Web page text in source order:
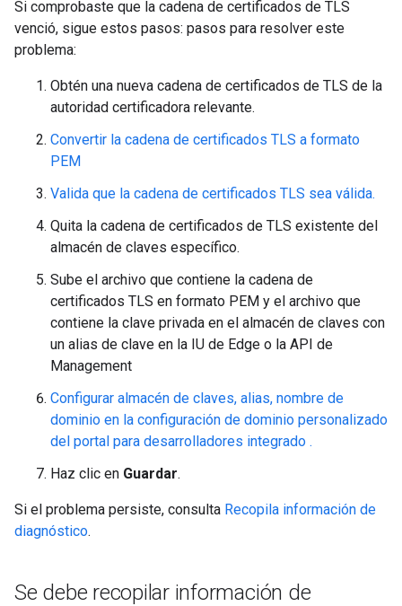
Si comprobaste que la cadena de certificados de TLS
venció, sigue estos pasos: pasos para resolver este
problema:
Obtén una nueva cadena de certificados de TLS de la
autoridad certificadora relevante.
Convertir la cadena de certificados TLS a formato
PEM
Valida que la cadena de certificados TLS sea válida.
Quita la cadena de certificados de TLS existente del
almacén de claves específico.
Sube el archivo que contiene la cadena de
certificados TLS en formato PEM y el archivo que
contiene la clave privada en el almacén de claves con
un alias de clave en la IU de Edge o la API de
Management
Configurar almacén de claves, alias, nombre de
dominio en la configuración de dominio personalizado
del portal para desarrolladores integrado .
Haz clic en Guardar.
Si el problema persiste, consulta Recopila información de
diagnóstico.
Se debe recopilar información de